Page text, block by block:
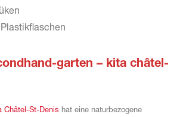
garten – kita châtel-
Châtel-St-Denis hat eine naturbezogene